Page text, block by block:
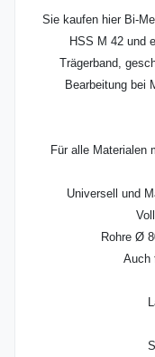
Sie kaufen hier Bi-
HSS M 42 und
Trägerband,
Bearbeitung bei
Für alle Materialen
Universell und
Rohre Ø
Auch